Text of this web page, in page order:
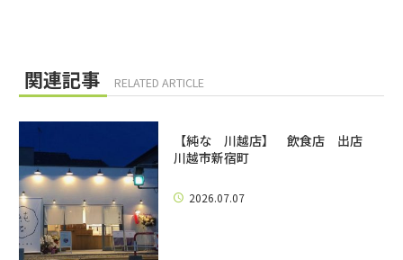
関連記事 RELATED ARTICLE
【純な 川越店】 飲食店 出店
川越市新宿町
2026.07.07